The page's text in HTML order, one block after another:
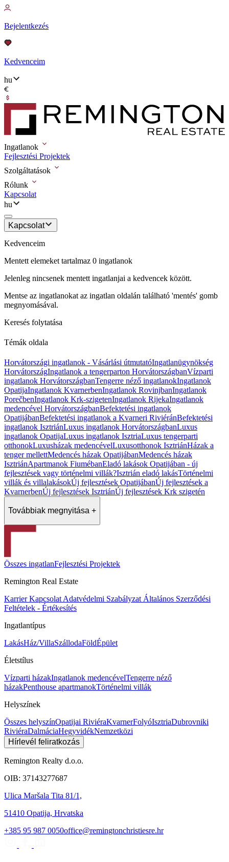
Bejelentkezés
Kedvenceim
hu
Ingatlanok
Fejlesztési Projektek
Szolgáltatások
Rólunk
Kapcsolat
hu
Kapcsolat
Kedvenceim
Mentett elemeket tartalmaz 0 ingatlanok
Jelenleg nincsenek mentett ingatlanjai a kedvencek között.
Mentse az ingatlanokat az ingatlan oldalán található 'mentés' gomb
megnyomásával.
Keresés folytatása
Témák oldala
Horvátországi ingatlanok - Vásárlási útmutatóIngatlanügynökség
HorvátországIngatlanok a tengerparton HorvátországbanVízparti
ingatlanok HorvátországbanTengerre néző ingatlanokIngatlanok
OpatijaIngatlanok KvarnerbenIngatlanok RovinjbanIngatlanok
PorečbenIngatlanok Krk-szigetenIngatlanok RijekaIngatlanok
medencével HorvátországbanBefektetési ingatlanok
OpatijábanBefektetési ingatlanok a Kvarneri RiviéránBefektetési
ingatlanok IsztriánLuxus ingatlanok HorvátországbanLuxus
ingatlanok OpatijaLuxus ingatlanok IsztriaLuxus tengerparti
otthonokLuxusházak medencévelLuxusotthonok IsztriánHázak a
tenger mellettMedencés házak OpatijábanMedencés házak
IsztriánApartmanok FiumébanEladó lakások Opatijában - új
fejlesztések vagy történelmi villák?Isztrián eladó lakásTörténelmi
villák és villalakásokÚj fejlesztések OpatijábanÚj fejlesztések a
KvarnerbenÚj fejlesztések IsztriánÚj fejlesztések Krk szigetén
Továbbiak megnyitása +
Összes ingatlanFejlesztési Projektek
Remington Real Estate
KarrierKapcsolat Adatvédelmi Szabályzat Általános Szerződési
Feltételek - Értékesítés
Ingatlantípus
LakásHáz/VillaSzállodaFöldÉpület
Életstílus
Vízparti házakIngatlanok medencévelTengerre néző
házakPenthouse apartmanokTörténelmi villák
Helyszínek
Összes helyszínOpatijai RiviéraKvarnerFolyóIsztriaDubrovniki
RiviéraDalmáciaHegyvidékNemzetközi
Hírlevél feliratkozás
Remington Realty d.o.o.
OIB: 37143277687
Ulica Maršala Tita 81/1,
51410 Opatija, Hrvatska
+385 95 987 0050office@remingtonchristiesre.hr